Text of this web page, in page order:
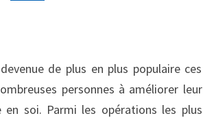
de plus en plus populaire ces
personnes à améliorer leur
en soi. Parmi les opérations les plus